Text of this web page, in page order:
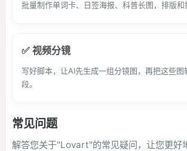
批量制作单词卡、日签海报、科普长图，排版和
✅ 视频分镜
写好脚本，让AI先生成一组分镜图，再把这些图
段。
常见问题
解答您关于"Lovart"的常见疑问，让您更好